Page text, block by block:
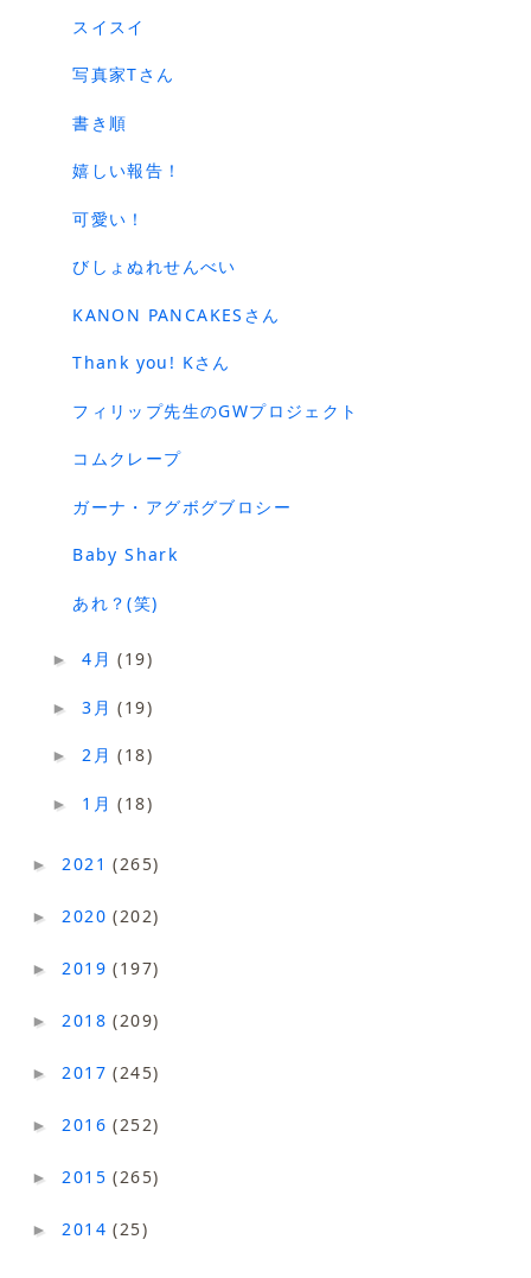
スイスイ
写真家Tさん
書き順
嬉しい報告！
可愛い！
びしょぬれせんべい
KANON PANCAKESさん
Thank you! Kさん
フィリップ先生のGWプロジェクト
コムクレープ
ガーナ・アグボグブロシー
Baby Shark
あれ？(笑)
►4月(19)
►3月(19)
►2月(18)
► 1月(18)
► 2021(265)
► 2020(202)
► 2019(197)
► 2018(209)
► 2017(245)
► 2016(252)
► 2015(265)
► 2014(25)